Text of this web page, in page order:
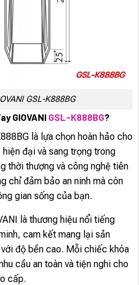
GSL-K888BG
GIOVANI GSL-K888BG?
là lựa chọn hoàn hảo cho
đại và sang trọng trong
thời thượng và công nghệ tiên
chỉ đảm bảo an ninh mà còn
gian sống của bạn.
là thương hiệu nổi tiếng
cam kết mang lại sản
độ bền cao. Mỗi chiếc khóa
cầu an toàn và tiện nghi cho
cấp.